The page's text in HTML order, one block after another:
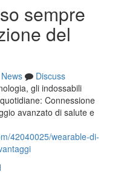
sempre
del
News
Discuss
gli indossabili
Connessione
avanzato di salute e
42040025/wearable-di-